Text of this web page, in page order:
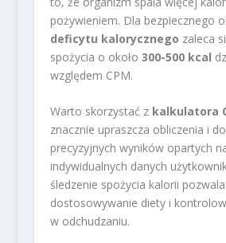
pożywieniem. Dla bezpiecznego
deficytu kalorycznego zaleca
spożycia o około 300-500 kcal
względem CPM.
Warto skorzystać z kalkulatora
znacznie upraszcza obliczenia i
precyzyjnych wyników opartych
indywidualnych danych
śledzenie spożycia kalorii
dostosowywanie diety i
w odchudzaniu.